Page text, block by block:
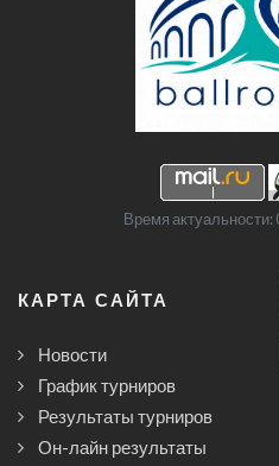
Время актуальности:
КАРТА САЙТА
Новости
График турниров
Результаты турниров
Он-лайн результаты